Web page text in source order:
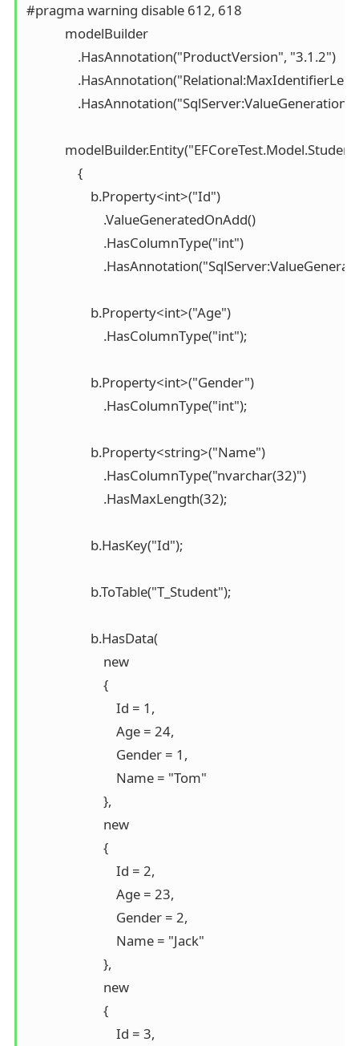
#pragma warning disable 612, 618
            modelBuilder
                .HasAnnotation("ProductVersion", "3.1.2")
                {
                    b.Property<int>("Id")
                        .ValueGeneratedOnAdd()
                        .HasColumnType("int")
                    b.Property<int>("Age")
                        .HasColumnType("int");
                    b.Property<int>("Gender")
                        .HasColumnType("int");
                    b.Property<string>("Name")
                        .HasColumnType("nvarchar(32)")
                        .HasMaxLength(32);
                    b.HasKey("Id");
                    b.ToTable("T_Student");
                    b.HasData(
                        new
                        {
                            Id = 1,
                            Age = 24,
                            Gender = 1,
                            Name = "Tom"
                        },
                        new
                        {
                            Id = 2,
                            Age = 23,
                            Gender = 2,
                            Name = "Jack"
                        },
                        new
                        {
                            Id = 3,